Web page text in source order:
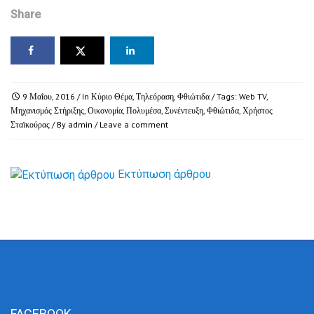
Share
9 Μαΐου, 2016 / In Κύριο Θέμα, Τηλεόραση, Φθιώτιδα / Tags: Web TV,
Μηχανισμός Στήριξης, Οικονομία, Πολυμέσα, Συνέντευξη, Φθιώτιδα, Χρήστος
Σταϊκούρας / By admin / Leave a comment
Εκτύπωση άρθρου